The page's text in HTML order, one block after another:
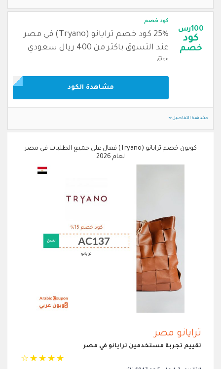
100رس
كود
خصم
كود خصم
25% كود خصم ترايانو (Tryano) في مصر
عند التسوق باكثر من 400 ريال سعودي
موثق
مشاهدة الكود
مشاهدة التفاصيل
كوبون خصم ترايانو (Tryano) فعال على جميع الطلبات في مصر
لعام 2026
ترايانو مصر
تقييم تجربة مستخدمين ترايانو في مصر
☆ ☆ ☆ ☆ ☆